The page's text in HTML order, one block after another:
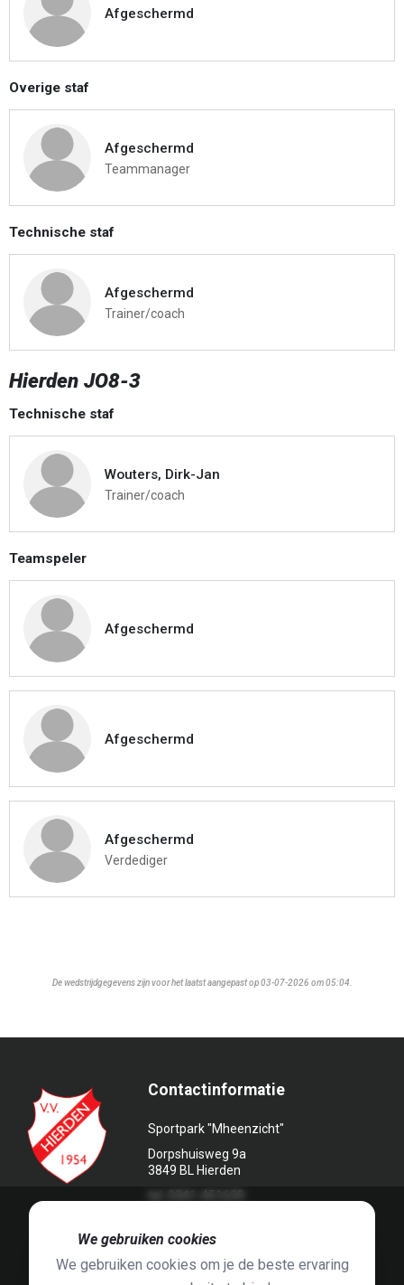
Afgeschermd
Overige staf
Afgeschermd
Teammanager
Technische staf
Afgeschermd
Trainer/coach
Hierden JO8-3
Technische staf
Wouters, Dirk-Jan
Trainer/coach
Teamspeler
Afgeschermd
Afgeschermd
Afgeschermd
Verdediger
De wedstrijdgegevens zijn voor het laatst aangepast op 03-07-2026 om 05:04.
Contactinformatie
Sportpark "Mheenzicht"
Dorpshuisweg 9a
3849 BL Hierden
We gebruiken cookies
We gebruiken cookies om je de beste ervaring